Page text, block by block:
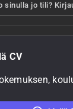
sinulla jo tili?
CV